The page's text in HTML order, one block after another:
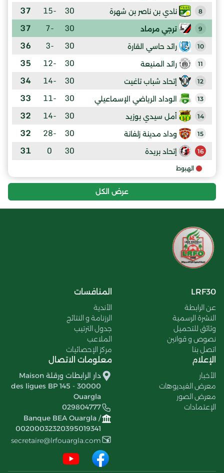
8 نادي بن ناصر بن شهرة 30
-15
37
9 ترجي مرماد 30
-7
37
10 رائد حاسي القارة 30
-3
36
11 رائد المنيعة 30
-12
35
12 إتحاد شباب تاغيت 30
-14
34
13 الوداد الرياضي الإسماعيلي 30
-11
33
14 أمل سيدي بوزيد 30
-14
32
15 وداد مدينة زلفانة 30
-28
32
16 إتحاد بريدة 30
0
31
الهبوط
عرض الكل
LRF30
عن الرابطة
النشرة الرسمية
وثائق للتحميل
نصوص و قوانين
اتصل بنا
المنافسات
الأندية
الرزنامة و النتائج
جدول الترتيب
الملاعب
مركز الإحصائيات
الإعلام
الأخبار
معرض الفيديوهات
معرض الصور
الإعتمادات
معلومات الاتصال
دار الرابطات ورقلة Maison
des ligues BP 145 - 30000
Ouargla
029804777
Banque BEA Ouargla /
00200032320395019341
secretaire@lrfouargla.com